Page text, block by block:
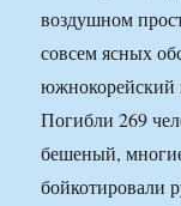
воздушном
совсем ясных
южнокорейский
Погибли 269
бешеный,
бойкотировали